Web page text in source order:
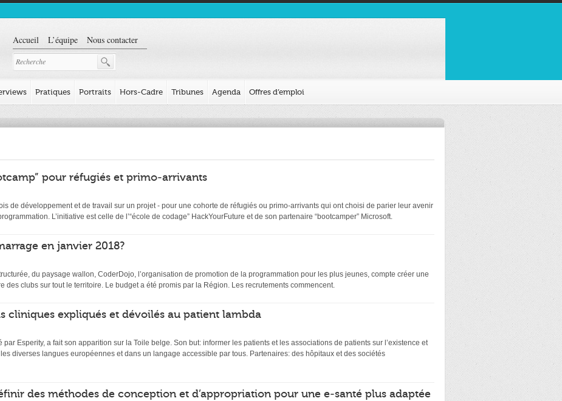
Accueil L’équipe Nous contacter
Pratiques Portraits Hors-Cadre Tribunes Agenda Offres d’emploi
pour réfugiés et primo-arrivants
de développement et de travail sur un projet - pour une cohorte de réfugiés ou primo-arrivants qui ont choisi de parier leur avenir
L’initiative est celle de l’“école de codage” HackYourFuture et de son partenaire “bootcamper” Microsoft.
en janvier 2018?
du paysage wallon, CoderDojo, l’organisation de promotion de la programmation pour les plus jeunes, compte créer une
des clubs sur tout le territoire. Le budget a été promis par la Région. Les recrutements commencent.
cliniques expliqués et dévoilés au patient lambda
Esperity, a fait son apparition sur la Toile belge. Son but: informer les patients et les associations de patients sur l’existence et
diverses langues européennes et dans un langage accessible par tous. Partenaires: des hôpitaux et des sociétés
des méthodes de conception et d’appropriation pour une e-santé plus adaptée